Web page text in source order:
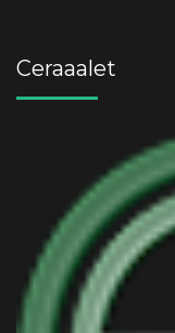
Ceraaalet